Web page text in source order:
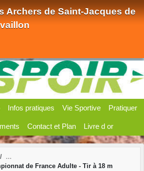
Archers de Saint-Jacques de
Infos pratiques Vie Sportive Pratiquer
Contact et Plan Livre d or
de France Adulte - Tir à 18 m
cookies